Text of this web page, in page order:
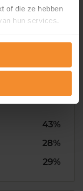
of die ze hebben
hun services.
43%
28%
29%